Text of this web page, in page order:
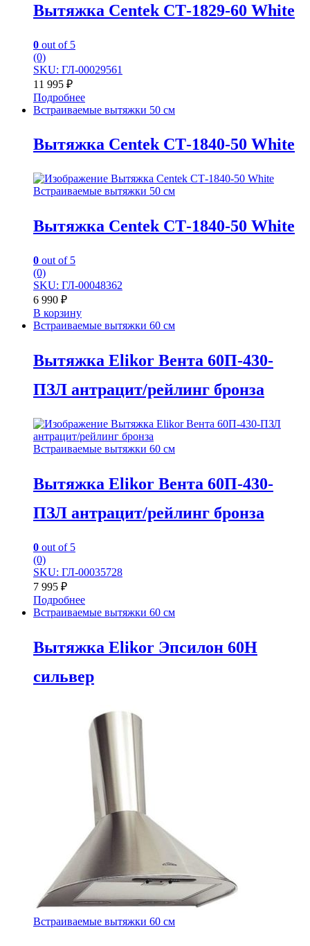
Вытяжка Centek СТ-1829-60 White
0 out of 5
(0)
SKU: ГЛ-00029561
11 995 ₽
Подробнее
Встраиваемые вытяжки 50 см
Вытяжка Centek СТ-1840-50 White
Встраиваемые вытяжки 50 см
Вытяжка Centek СТ-1840-50 White
0 out of 5
(0)
SKU: ГЛ-00048362
6 990 ₽
В корзину
Встраиваемые вытяжки 60 см
Вытяжка Elikor Вента 60П-430-
ПЗЛ антрацит/рейлинг бронза
Встраиваемые вытяжки 60 см
Вытяжка Elikor Вента 60П-430-
ПЗЛ антрацит/рейлинг бронза
0 out of 5
(0)
SKU: ГЛ-00035728
7 995 ₽
Подробнее
Встраиваемые вытяжки 60 см
Вытяжка Elikor Эпсилон 60Н
сильвер
Встраиваемые вытяжки 60 см